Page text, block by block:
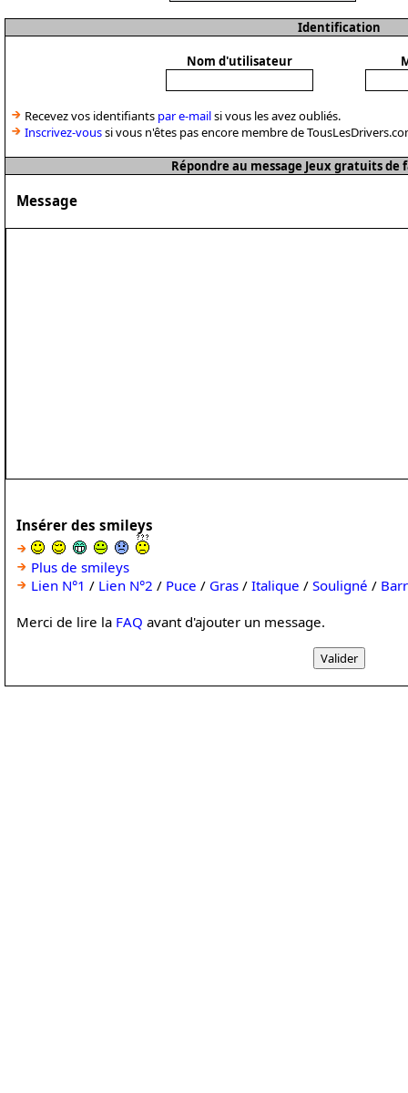
Identification
Nom d'utilisateur
Recevez vos identifiants par e-mailsi vous les avez oubliés.
Inscrivez-voussi vous n'êtes pas encore membre de
Répondre au message Jeux gratuits
Message
Insérer des smileys
Plus de smileys
Lien N°1 / Lien N°2 / Puce / Gras / Italique / Souligné /
Merci de lire la FAQ avant d'ajouter un message.